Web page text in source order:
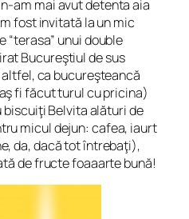
am mai avut detenta aia
fost invitată la un mic
“terasa” unui double
Bucureştiul de sus
ca bucureşteancă
fi făcut turul cu pricina)
biscuiţi Belvita alături de
micul dejun: cafea, iaurt
da, dacă tot întrebaţi),
de fructe foaaarte bună!